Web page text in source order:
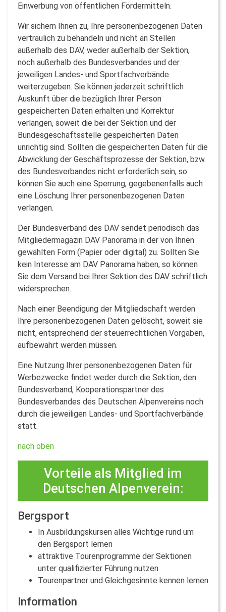
Einwerbung von öffentlichen Fördermitteln.
Wir sichern Ihnen zu, Ihre personenbezogenen Daten
vertraulich zu behandeln und nicht an Stellen
außerhalb des DAV, weder außerhalb der Sektion,
noch außerhalb des Bundesverbandes und der
jeweiligen Landes- und Sportfachverbände
weiterzugeben. Sie können jederzeit schriftlich
Auskunft über die bezüglich Ihrer Person
gespeicherten Daten erhalten und Korrektur
verlangen, soweit die bei der Sektion und der
Bundesgeschäftsstelle gespeicherten Daten
unrichtig sind. Sollten die gespeicherten Daten für die
Abwicklung der Geschäftsprozesse der Sektion, bzw.
des Bundesverbandes nicht erforderlich sein, so
können Sie auch eine Sperrung, gegebenenfalls auch
eine Löschung Ihrer personenbezogenen Daten
verlangen.
Der Bundesverband des DAV sendet periodisch das
Mitgliedermagazin DAV Panorama in der von Ihnen
gewählten Form (Papier oder digital) zu. Sollten Sie
kein Interesse am DAV Panorama haben, so können
Sie dem Versand bei Ihrer Sektion des DAV schriftlich
widersprechen.
Nach einer Beendigung der Mitgliedschaft werden
Ihre personenbezogenen Daten gelöscht, soweit sie
nicht, entsprechend der steuerrechtlichen Vorgaben,
aufbewahrt werden müssen.
Eine Nutzung Ihrer personenbezogenen Daten für
Werbezwecke findet weder durch die Sektion, den
Bundesverband, Kooperationspartner des
Bundesverbandes des Deutschen Alpenvereins noch
durch die jeweiligen Landes- und Sportfachverbände
statt.
nach oben
Vorteile als Mitglied im
Deutschen Alpenverein:
Bergsport
In Ausbildungskursen alles Wichtige rund um
den Bergsport lernen
attraktive Tourenprogramme der Sektionen
unter qualifizierter Führung nutzen
Tourenpartner und Gleichgesinnte kennen lernen
Information